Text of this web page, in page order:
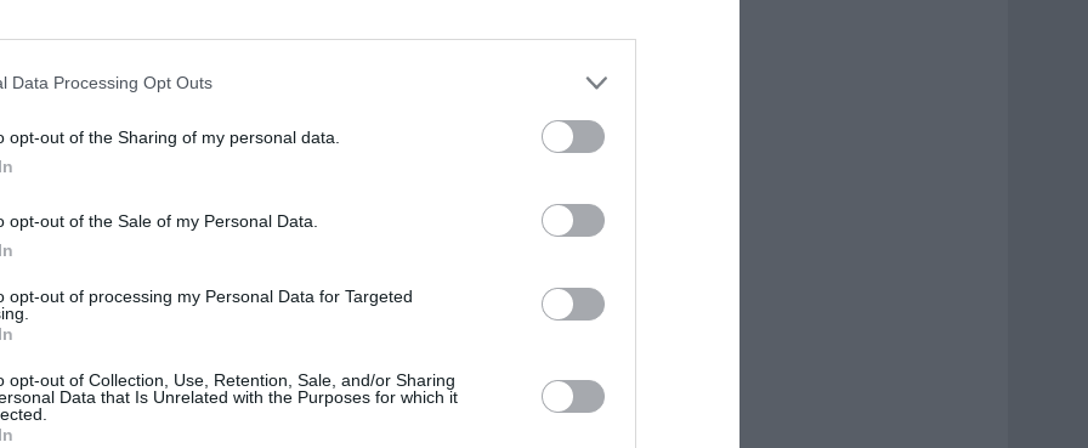
Data Processing Opt Outs
opt-out of the Sharing of my personal data.
opt-out of the Sale of my Personal Data.
opt-out of processing my Personal Data for Targeted
opt-out of Collection, Use, Retention, Sale, and/or Sharing
Data that Is Unrelated with the Purposes for which it
din Italia
cap, lateral și pe tot corpul, aruncând-o la
apoi forțând-o să îngenuncheze în semn
cu pumnii în față, acoperind-o în
intenții criminale”,
se mai spune în rechizitoriu, s-au
a femeii cu vecinul său”.